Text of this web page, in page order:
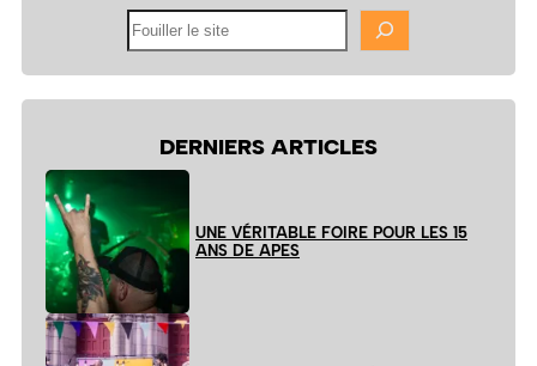
DERNIERS ARTICLES
UNE VÉRITABLE FOIRE POUR LES 15
ANS DE APES